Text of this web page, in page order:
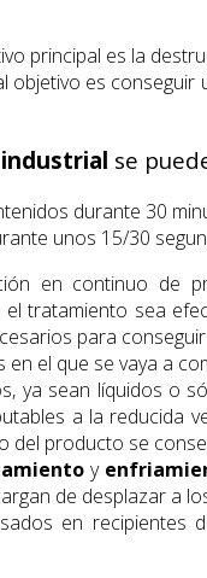
principal es la
es
se
durante 30
unos 15/30
en continuo de
tratamiento sea
para
el que se vaya a
ya sean líquidos o
a la reducida
del producto se
y
de desplazar a
en